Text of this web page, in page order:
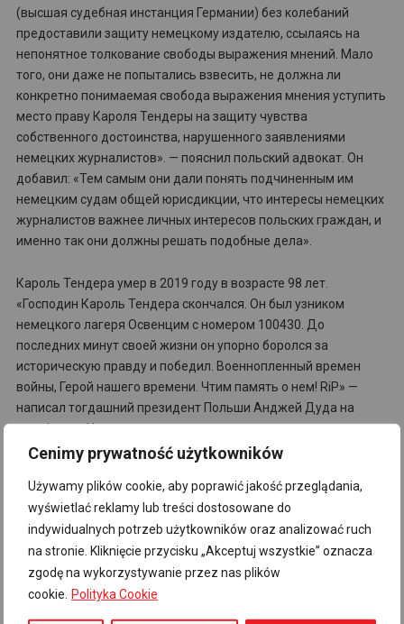
Cenimy prywatność użytkowników
Używamy plików cookie, aby poprawić jakość przeglądania,
wyświetlać reklamy lub treści dostosowane do
indywidualnych potrzeb użytkowników oraz analizować ruch
na stronie. Kliknięcie przycisku „Akceptuj wszystkie” oznacza
zgodę na wykorzystywanie przez nas plików
cookie. Polityka Cookie
(высшая судебная инстанция Германии) без колебаний
предоставили защиту немецкому издателю, ссылаясь на
непонятное толкование свободы выражения мнений. Мало
того, они даже не попытались взвесить, не должна ли
конкретно понимаемая свобода выражения мнения уступить
место праву Кароля Тендеры на защиту чувства
собственного достоинства, нарушенного заявлениями
немецких журналистов». — пояснил польский адвокат. Он
добавил: «Тем самым они дали понять подчиненным им
немецким судам общей юрисдикции, что интересы немецких
журналистов важнее личных интересов польских граждан, и
именно так они должны решать подобные дела».
Кароль Тендера умер в 2019 году в возрасте 98 лет.
«Господин Кароль Тендера скончался. Он был узником
немецкого лагеря Освенцим с номером 100430. До
последних минут своей жизни он упорно боролся за
историческую правду и победил. Военнопленный времен
войны, Герой нашего времени. Чтим память о нем! RiP» —
написал тогдашний президент Польши Анджей Дуда на
платформе X